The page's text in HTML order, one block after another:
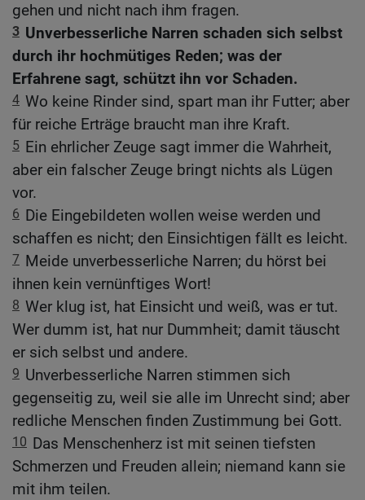
gehen und nicht nach ihm fragen.
3 Unverbesserliche Narren schaden sich selbst
durch ihr hochmütiges Reden; was der
Erfahrene sagt, schützt ihn vor Schaden.
4 Wo keine Rinder sind, spart man ihr Futter; aber
für reiche Erträge braucht man ihre Kraft.
5 Ein ehrlicher Zeuge sagt immer die Wahrheit,
aber ein falscher Zeuge bringt nichts als Lügen
vor.
6 Die Eingebildeten wollen weise werden und
schaffen es nicht; den Einsichtigen fällt es leicht.
7 Meide unverbesserliche Narren; du hörst bei
ihnen kein vernünftiges Wort!
8 Wer klug ist, hat Einsicht und weiß, was er tut.
Wer dumm ist, hat nur Dummheit; damit täuscht
er sich selbst und andere.
9 Unverbesserliche Narren stimmen sich
gegenseitig zu, weil sie alle im Unrecht sind; aber
redliche Menschen finden Zustimmung bei Gott.
10 Das Menschenherz ist mit seinen tiefsten
Schmerzen und Freuden allein; niemand kann sie
mit ihm teilen.